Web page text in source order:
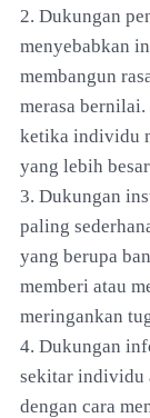
2. Dukungan
menyebabkan
membangun
merasa
ketika individu
yang lebih
3. Dukungan
paling
yang berupa
memberi atau
meringankan
4. Dukungan
sekitar individu
dengan cara